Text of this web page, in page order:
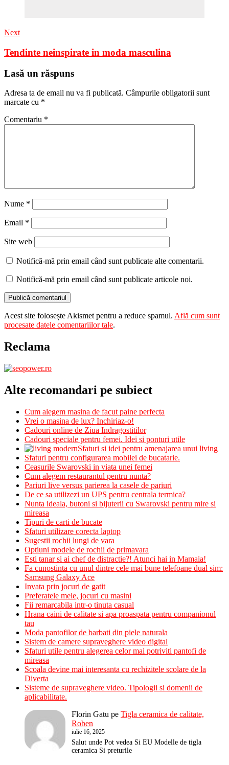
Next
Tendinte neinspirate in moda masculina
Lasă un răspuns
Adresa ta de email nu va fi publicată. Câmpurile obligatorii sunt
marcate cu *
Comentariu *
Nume *
Email *
Site web
Notifică-mă prin email când sunt publicate alte comentarii.
Notifică-mă prin email când sunt publicate articole noi.
Acest site folosește Akismet pentru a reduce spamul. Află cum sunt
procesate datele comentariilor tale.
Reclama
Alte recomandari pe subiect
Cum alegem masina de facut paine perfecta
Vrei o masina de lux? Inchiriaz-o!
Cadouri online de Ziua Indragostitilor
Cadouri speciale pentru femei. Idei si ponturi utile
Sfaturi si idei pentru amenajarea unui living
Sfaturi pentru configurarea mobilei de bucatarie.
Ceasurile Swarovski in viata unei femei
Cum alegem restaurantul pentru nunta?
Pariuri live versus parierea la casele de pariuri
De ce sa utilizezi un UPS pentru centrala termica?
Nunta ideala, butoni si bijuterii cu Swarovski pentru mire si
mireasa
Tipuri de carti de bucate
Sfaturi utilizare corecta laptop
Sugestii rochii lungi de vara
Optiuni modele de rochii de primavara
Esti tanar si ai chef de distractie?! Atunci hai in Mamaia!
Fa cunostinta cu unul dintre cele mai bune telefoane dual sim:
Samsung Galaxy Ace
Invata prin jocuri de gatit
Preferatele mele, jocuri cu masini
Fii remarcabila intr-o tinuta casual
Hrana caini de calitate si apa proaspata pentru companionul
tau
Moda pantofilor de barbati din piele naturala
Sistem de camere supraveghere video digital
Sfaturi utile pentru alegerea celor mai potriviti pantofi de
mireasa
Scoala devine mai interesanta cu rechizitele scolare de la
Diverta
Sisteme de supraveghere video. Tipologii si domenii de
aplicabilitate.
Florin Gatu pe Tigla ceramica de calitate,
Roben
iulie 16, 2025
Salut unde Pot vedea Si EU Modelle de tigla
ceramica Si preturile